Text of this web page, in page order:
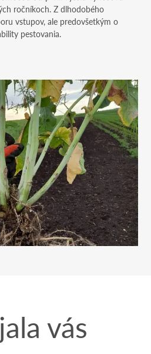
ročníkoch. Z dlhodobého
vstupov, ale predovšetkým o
pestovania.
vás